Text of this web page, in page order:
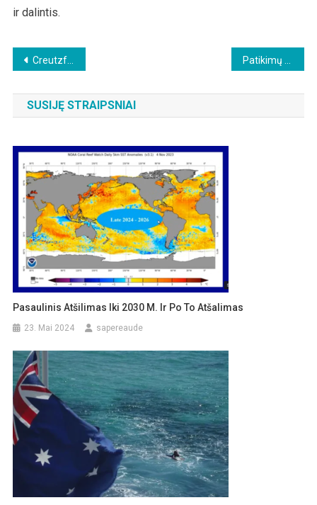
ir dalintis.
Beitragsnavigation
Creutzfeldto-Jakobo liga, atsiradusi po Covid vakcinacijos
SUSIJĘ STRAIPSNIAI
Pasaulinis Atšilimas Iki 2030 M. Ir Po To Atšalimas
23. Mai 2024 sapereaude